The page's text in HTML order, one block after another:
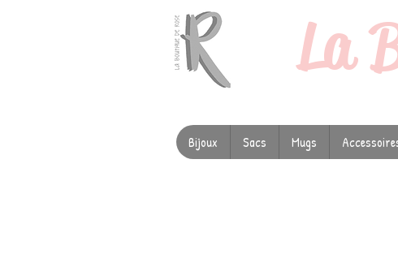
La
Bijoux Sacs Mugs